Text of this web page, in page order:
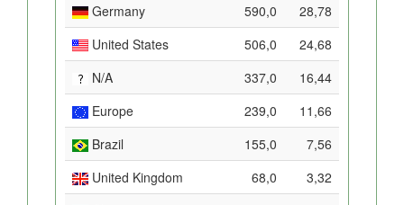
Germany
590,0
28,78
United States
506,0
24,68
N/A
337,0
16,44
Europe
239,0
11,66
Brazil
155,0
7,56
United Kingdom
68,0
3,32